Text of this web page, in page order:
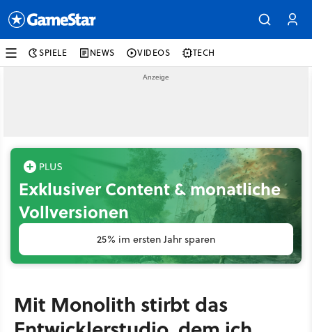
SPIELE NEWS VIDEOS TECH
Exklusiver Content & monatliche
Vollversionen
25% im ersten Jahr sparen
Mit Monolith stirbt das